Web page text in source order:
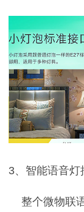
3、智能语音灯
整个微物联